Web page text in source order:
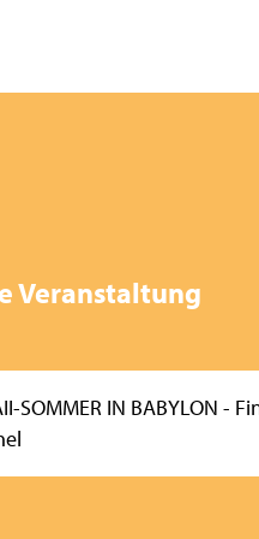
Veranstaltung
SOMMER IN BABYLON -